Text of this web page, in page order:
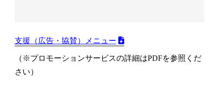
支援（広告・協賛）メニュー
（※プロモーションサービスの詳細はPDFを参照くだ
さい）